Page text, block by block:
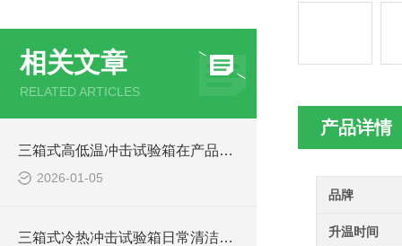
相关文章
RELATED ARTICLES
三箱式高低温冲击试验箱在产品质量验证中的价值
2026-01-05
三箱式冷热冲击试验箱日常清洁：延长寿命与保障精度的关键技术
产品详情
品牌
升温时间